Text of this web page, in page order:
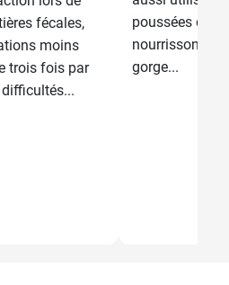
fécales,
moins
trois fois par
poussées
nourrisson, la
gorge...